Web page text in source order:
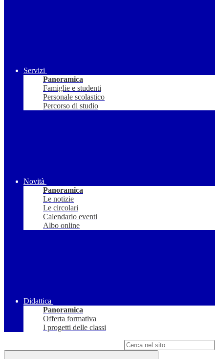
Servizi
Panoramica
Famiglie e studenti
Personale scolastico
Percorso di studio
Novità
Panoramica
Le notizie
Le circolari
Calendario eventi
Albo online
Didattica
Panoramica
Offerta formativa
I progetti delle classi